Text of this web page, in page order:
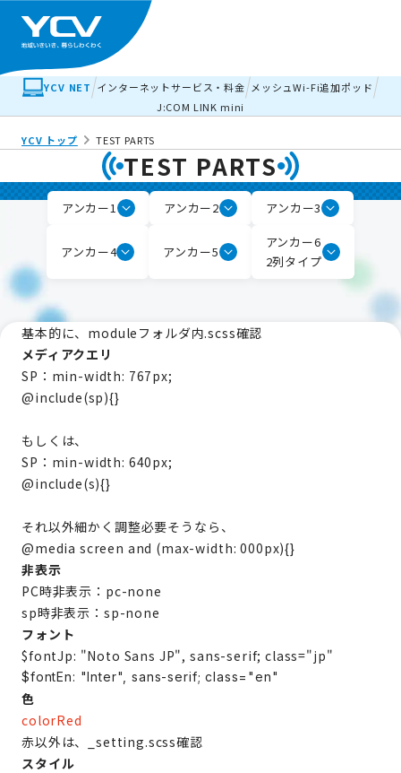
YCV NET インターネットサービス・料金 メッシュWi-Fi追加ポッド
J:COM LINK mini
YCV トップ TEST PARTS
TEST PARTS
アンカー1 アンカー2 アンカー3
アンカー4 アンカー5
アンカー6
2列タイプ
基本的に、moduleフォルダ内.scss確認
メディアクエリ
SP：min-width: 767px;
@include(sp){}
もしくは、
SP：min-width: 640px;
@include(s){}
それ以外細かく調整必要そうなら、
@media screen and (max-width: 000px){}
非表示
PC時非表示：pc-none
sp時非表示：sp-none
フォント
$fontJp: "Noto Sans JP", sans-serif; class="jp"
$fontEn: "Inter", sans-serif; class="en"
色
colorRed
赤以外は、_setting.scss確認
スタイル